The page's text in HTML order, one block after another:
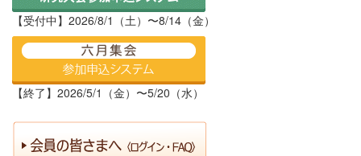
【受付中】2026/8/1（土）〜8/14（金）
【終了】2026/5/1（金）〜5/20（水）